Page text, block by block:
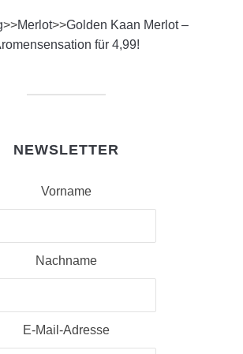
>>Merlot>>Golden Kaan Merlot –
für 4,99!
NEWSLETTER
Vorname
Nachname
E-Mail-Adresse